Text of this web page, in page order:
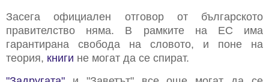
Засега официален отговор от българското
правителство няма. В рамките на ЕС има
гарантирана свобода на словото, и поне на
теория, книги не могат да се спират.